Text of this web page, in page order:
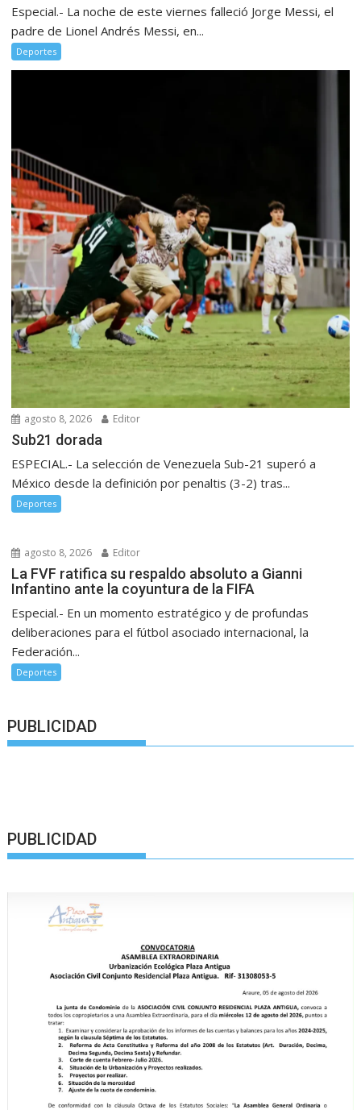
Especial.- La noche de este viernes falleció Jorge Messi, el
padre de Lionel Andrés Messi, en...
Deportes
agosto 8, 2026 Editor
Sub21 dorada
ESPECIAL.- La selección de Venezuela Sub-21 superó a
México desde la definición por penaltis (3-2) tras...
Deportes
agosto 8, 2026 Editor
La FVF ratifica su respaldo absoluto a Gianni
Infantino ante la coyuntura de la FIFA
Especial.- En un momento estratégico y de profundas
deliberaciones para el fútbol asociado internacional, la
Federación...
Deportes
PUBLICIDAD
PUBLICIDAD